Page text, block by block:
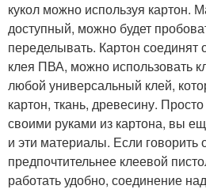
кукол можно используя картон.
доступный, можно будет
переделывать. Картон
клея ПВА, можно использовать
любой универсальный клей,
картон, ткань, древесину.
своими руками из картона, вы
и эти материалы. Если говорить
предпочтительнее клеевой
работать удобно, соединение